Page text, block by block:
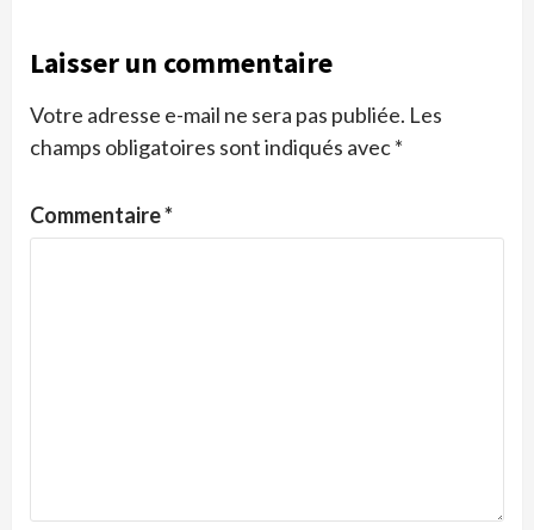
Laisser un commentaire
Votre adresse e-mail ne sera pas publiée. Les
champs obligatoires sont indiqués avec*
Commentaire*